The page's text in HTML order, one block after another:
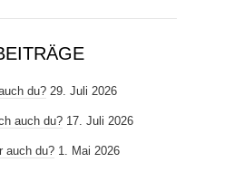
du? 29. Juli 2026
auch du? 17. Juli 2026
auch du? 1. Mai 2026